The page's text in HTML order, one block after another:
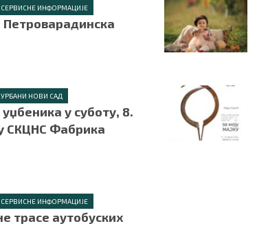
СЕРВИСНЕ ИНФОРМАЦИЈЕ
Петроварадинска
УРБАНИ НОВИ САД
у суботу, 8.
СКЦНС Фабрика
СЕРВИСНЕ ИНФОРМАЦИЈЕ
трасе аутобуских